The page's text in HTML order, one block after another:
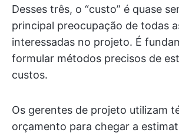
Desses três, o “custo” é quase
principal preocupação de todas
interessadas no projeto. É
formular métodos precisos de
custos.
Os gerentes de projeto utilizam
orçamento para chegar a